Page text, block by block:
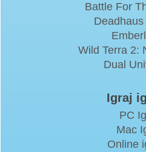
Battle For
Wild Terra 2:
Dual
Igraj
PC
Mac
Online